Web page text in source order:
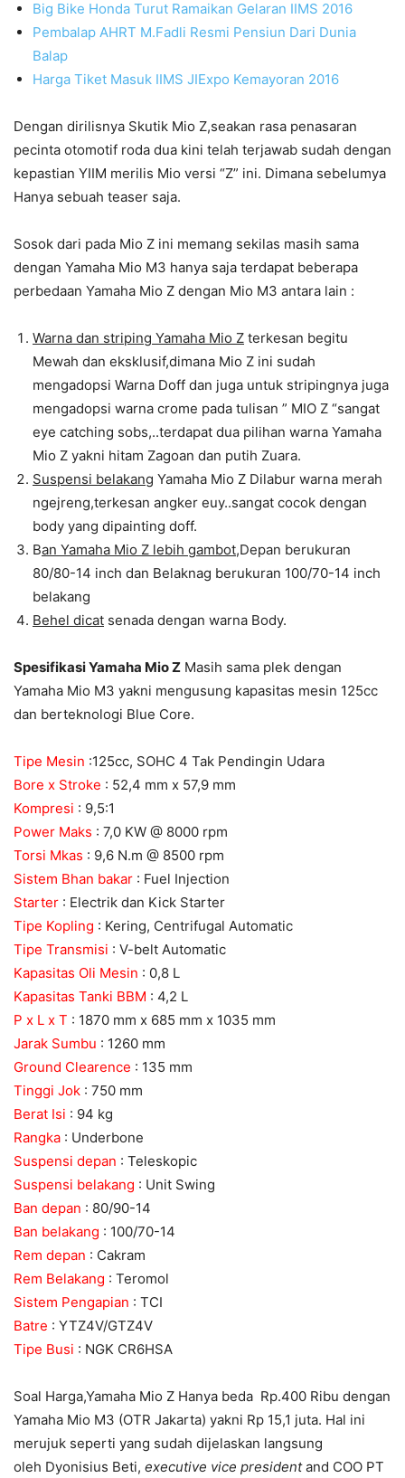
Big Bike Honda Turut Ramaikan Gelaran IIMS 2016
Pembalap AHRT M.Fadli Resmi Pensiun Dari Dunia
Balap
Harga Tiket Masuk IIMS JIExpo Kemayoran 2016
Dengan dirilisnya Skutik Mio Z,seakan rasa penasaran
pecinta otomotif roda dua kini telah terjawab sudah dengan
kepastian YIIM merilis Mio versi “Z” ini. Dimana sebelumya
Hanya sebuah teaser saja.
Sosok dari pada Mio Z ini memang sekilas masih sama
dengan Yamaha Mio M3 hanya saja terdapat beberapa
perbedaan Yamaha Mio Z dengan Mio M3 antara lain :
Warna dan striping Yamaha Mio Z terkesan begitu
Mewah dan eksklusif,dimana Mio Z ini sudah
mengadopsi Warna Doff dan juga untuk stripingnya juga
mengadopsi warna crome pada tulisan ” MIO Z “sangat
eye catching sobs,..terdapat dua pilihan warna Yamaha
Mio Z yakni hitam Zagoan dan putih Zuara.
Suspensi belakang Yamaha Mio Z Dilabur warna merah
ngejreng,terkesan angker euy..sangat cocok dengan
body yang dipainting doff.
Ban Yamaha Mio Z lebih gambot,Depan berukuran
80/80-14 inch dan Belaknag berukuran 100/70-14 inch
belakang
Behel dicat senada dengan warna Body.
Spesifikasi Yamaha Mio Z Masih sama plek dengan
Yamaha Mio M3 yakni mengusung kapasitas mesin 125cc
dan berteknologi Blue Core.
Tipe Mesin :125cc, SOHC 4 Tak Pendingin Udara
Bore x Stroke : 52,4 mm x 57,9 mm
Kompresi : 9,5:1
Power Maks : 7,0 KW @ 8000 rpm
Torsi Mkas : 9,6 N.m @ 8500 rpm
Sistem Bhan bakar : Fuel Injection
Starter : Electrik dan Kick Starter
Tipe Kopling : Kering, Centrifugal Automatic
Tipe Transmisi : V-belt Automatic
Kapasitas Oli Mesin : 0,8 L
Kapasitas Tanki BBM : 4,2 L
P x L x T : 1870 mm x 685 mm x 1035 mm
Jarak Sumbu : 1260 mm
Ground Clearence : 135 mm
Tinggi Jok : 750 mm
Berat Isi : 94 kg
Rangka : Underbone
Suspensi depan : Teleskopic
Suspensi belakang : Unit Swing
Ban depan : 80/90-14
Ban belakang : 100/70-14
Rem depan : Cakram
Rem Belakang : Teromol
Sistem Pengapian : TCI
Batre : YTZ4V/GTZ4V
Tipe Busi : NGK CR6HSA
Soal Harga,Yamaha Mio Z Hanya beda Rp.400 Ribu dengan
Yamaha Mio M3 (OTR Jakarta) yakni Rp 15,1 juta. Hal ini
merujuk seperti yang sudah dijelaskan langsung
oleh Dyonisius Beti, executive vice presidentand COO PT